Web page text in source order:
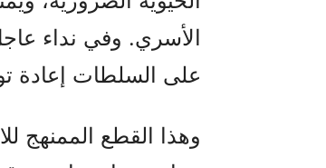
الأسري. وفي نداء
على السلطات إعادة
وهذا القطع الممنهج